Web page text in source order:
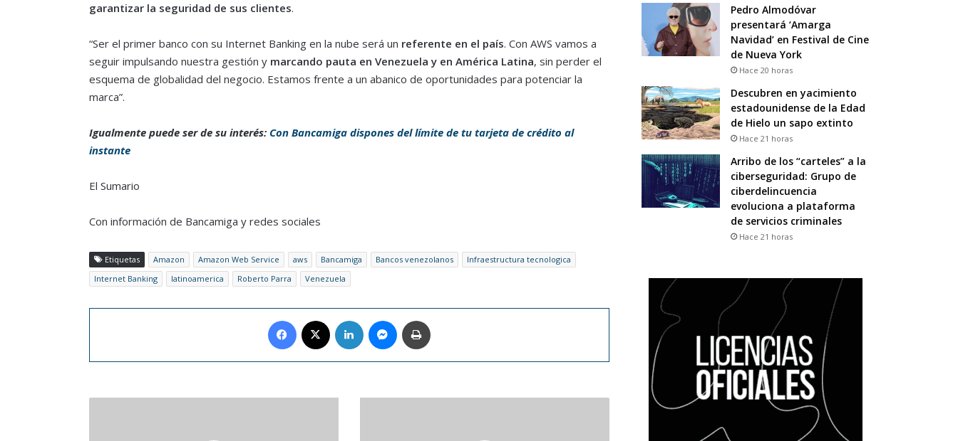
garantizar la seguridad de sus clientes.
“Ser el primer banco con su Internet Banking en la nube será un referente en el país. Con AWS vamos a
seguir impulsando nuestra gestión y marcando pauta en Venezuela y en América Latina, sin perder el
esquema de globalidad del negocio. Estamos frente a un abanico de oportunidades para potenciar la
marca”.
Igualmente puede ser de su interés: Con Bancamiga dispones del límite de tu tarjeta de crédito al
instante
El Sumario
Con información de Bancamiga y redes sociales
Etiquetas Amazon Amazon Web Service aws Bancamiga Bancos venezolanos
Infraestructura tecnologica
Internet Banking
latinoamerica Roberto Parra Venezuela
Facebook LinkedIn Messenger
Pedro Almodóvar
presentará ‘Amarga
Navidad’ en Festival de Cine
de Nueva York
Hace 20 horas
Descubren en yacimiento
estadounidense de la Edad
de Hielo un sapo extinto
Hace 21 horas
Arribo de los “carteles” a la
ciberseguridad: Grupo de
ciberdelincuencia
evoluciona a plataforma
de servicios criminales
Hace 21 horas